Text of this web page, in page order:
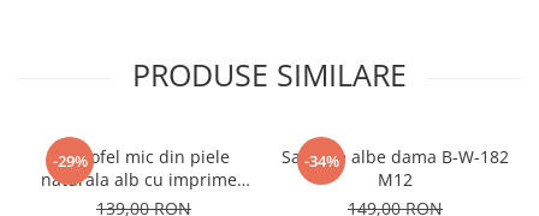
PRODUSE SIMILARE
-29%
Portofel mic din piele
naturala alb cu imprimeu
B-8912 07
139,00 RON
-34%
Sandale albe dama B-W-182
M12
149,00 RON